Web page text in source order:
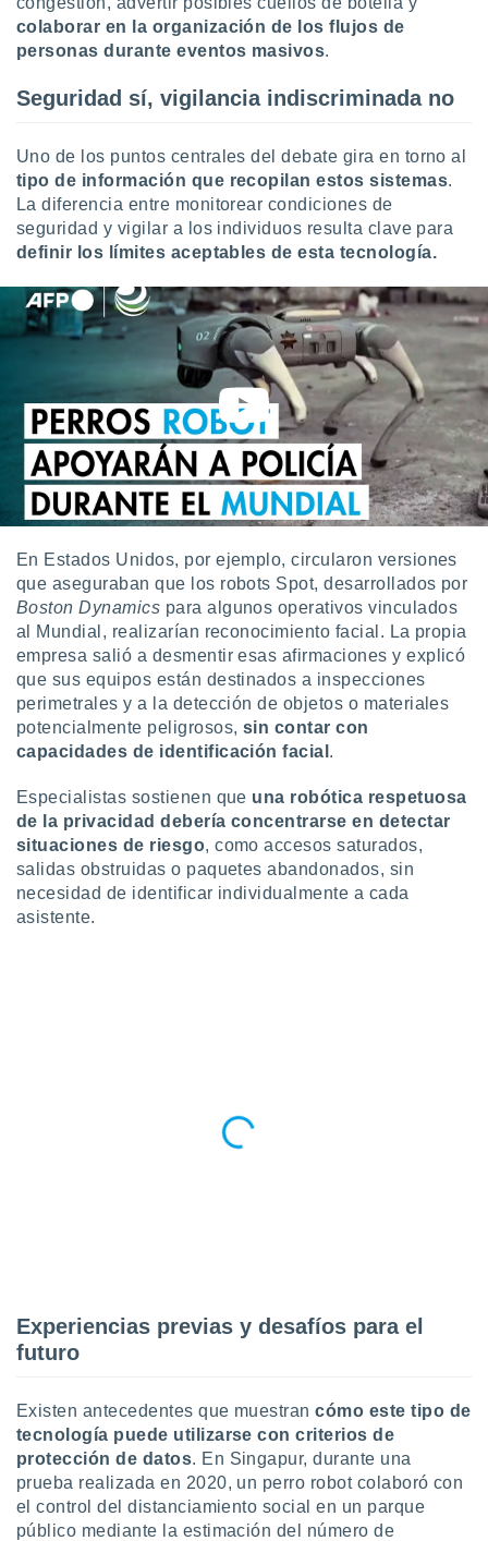
utilizar
uso de
la
contenido
medir el
la
el
del
de
o a través
de
uso de
con el
e
mediante
publicidad
publicidad
de
1199
colaborar en la organización de los flujos de
personas durante eventos masivos.
Seguridad sí, vigilancia indiscriminada no
Uno de los puntos centrales del debate gira en torno al
tipo de información que recopilan estos sistemas.
La diferencia entre monitorear condiciones de
seguridad y vigilar a los individuos resulta clave para
definir los límites aceptables de esta tecnología.
En Estados Unidos, por ejemplo, circularon versiones
que aseguraban que los robots Spot, desarrollados por
Boston Dynamics para algunos operativos vinculados
al Mundial, realizarían reconocimiento facial. La propia
empresa salió a desmentir esas afirmaciones y explicó
que sus equipos están destinados a inspecciones
perimetrales y a la detección de objetos o materiales
potencialmente peligrosos, sin contar con
capacidades de identificación facial .
Especialistas sostienen que una robótica respetuosa
de la privacidad debería concentrarse en detectar
situaciones de riesgo, como accesos saturados,
salidas obstruidas o paquetes abandonados, sin
necesidad de identificar individualmente a cada
asistente.
Experiencias previas y desafíos para el
futuro
Existen antecedentes que muestrancómo este tipo de
tecnología puede utilizarse con criterios de
protección de datos. En Singapur, durante una
prueba realizada en 2020, un perro robot colaboró con
el control del distanciamiento social en un parque
público mediante la estimación del número de